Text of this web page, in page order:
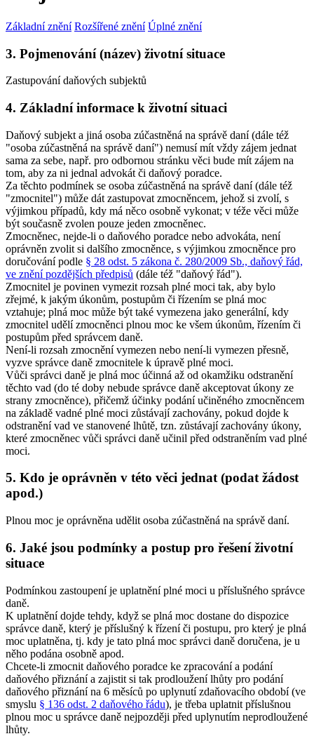
Základní znění Rozšířené znění Úplné znění
3. Pojmenování (název) životní situace
Zastupování daňových subjektů
4. Základní informace k životní situaci
Daňový subjekt a jiná osoba zúčastněná na správě daní (dále též
"osoba zúčastněná na správě daní") nemusí mít vždy zájem jednat
sama za sebe, např. pro odbornou stránku věci bude mít zájem na
tom, aby za ni jednal advokát či daňový poradce.
Za těchto podmínek se osoba zúčastněná na správě daní (dále též
"zmocnitel") může dát zastupovat zmocněncem, jehož si zvolí, s
výjimkou případů, kdy má něco osobně vykonat; v téže věci může
být současně zvolen pouze jeden zmocněnec.
Zmocněnec, nejde-li o daňového poradce nebo advokáta, není
oprávněn zvolit si dalšího zmocněnce, s výjimkou zmocněnce pro
doručování podle § 28 odst. 5 zákona č. 280/2009 Sb., daňový řád,
ve znění pozdějších předpisů (dále též "daňový řád").
Zmocnitel je povinen vymezit rozsah plné moci tak, aby bylo
zřejmé, k jakým úkonům, postupům či řízením se plná moc
vztahuje; plná moc může být také vymezena jako generální, kdy
zmocnitel udělí zmocněnci plnou moc ke všem úkonům, řízením či
postupům před správcem daně.
Není-li rozsah zmocnění vymezen nebo není-li vymezen přesně,
vyzve správce daně zmocnitele k úpravě plné moci.
Vůči správci daně je plná moc účinná až od okamžiku odstranění
těchto vad (do té doby nebude správce daně akceptovat úkony ze
strany zmocněnce), přičemž účinky podání učiněného zmocněncem
na základě vadné plné moci zůstávají zachovány, pokud dojde k
odstranění vad ve stanovené lhůtě, tzn. zůstávají zachovány úkony,
které zmocněnec vůči správci daně učinil před odstraněním vad plné
moci.
5. Kdo je oprávněn v této věci jednat (podat žádost
apod.)
Plnou moc je oprávněna udělit osoba zúčastněná na správě daní.
6. Jaké jsou podmínky a postup pro řešení životní
situace
Podmínkou zastoupení je uplatnění plné moci u příslušného správce
daně.
K uplatnění dojde tehdy, když se plná moc dostane do dispozice
správce daně, který je příslušný k řízení či postupu, pro který je plná
moc uplatněna, tj. kdy je tato plná moc správci daně doručena, je u
něho podána osobně apod.
Chcete-li zmocnit daňového poradce ke zpracování a podání
daňového přiznání a zajistit si tak prodloužení lhůty pro podání
daňového přiznání na 6 měsíců po uplynutí zdaňovacího období (ve
smyslu § 136 odst. 2 daňového řádu), je třeba uplatnit příslušnou
plnou moc u správce daně nejpozději před uplynutím neprodloužené
lhůty.